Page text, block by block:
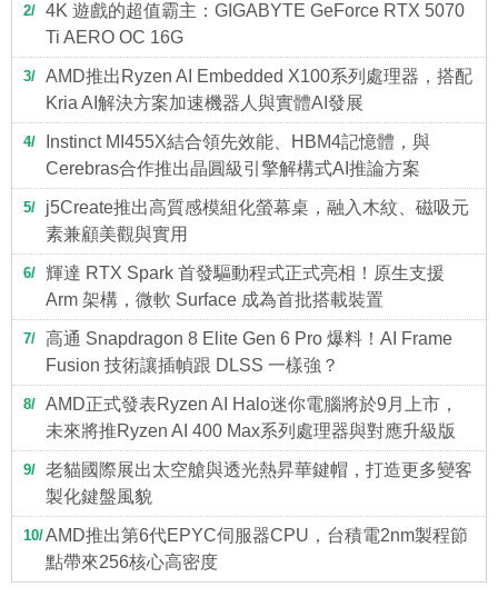
2
4K 遊戲的超值霸主：GIGABYTE GeForce RTX 5070
Ti AERO OC 16G
3
AMD推出Ryzen AI Embedded X100系列處理器，搭配
Kria AI解決方案加速機器人與實體AI發展
4
Instinct MI455X結合領先效能、HBM4記憶體，與
Cerebras合作推出晶圓級引擎解構式AI推論方案
5
j5Create推出高質感模組化螢幕桌，融入木紋、磁吸元
素兼顧美觀與實用
6
輝達 RTX Spark 首發驅動程式正式亮相！原生支援
Arm 架構，微軟 Surface 成為首批搭載裝置
7
高通 Snapdragon 8 Elite Gen 6 Pro 爆料！AI Frame
Fusion 技術讓插幀跟 DLSS 一樣強？
8
AMD正式發表Ryzen AI Halo迷你電腦將於9月上市，
未來將推Ryzen AI 400 Max系列處理器與對應升級版
9
老貓國際展出太空艙與透光熱昇華鍵帽，打造更多變客
製化鍵盤風貌
10 AMD推出第6代EPYC伺服器CPU，台積電2nm製程節
點帶來256核心高密度